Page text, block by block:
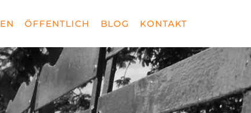
ÖFFENTLICH BLOG KONTAKT